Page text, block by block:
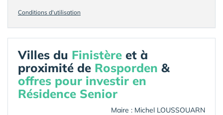
Conditions d'utilisation
Villes du Finistère et à
proximité de Rosporden &
offres pour investir en
Résidence Senior
Maire : Michel LOUSSOUARN